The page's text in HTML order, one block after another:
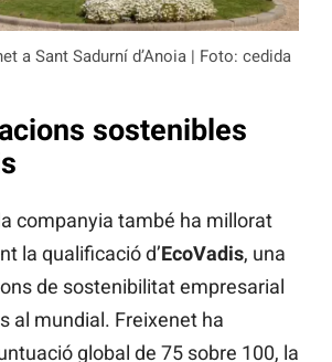
a Sant Sadurní d’Anoia | Foto: cedida
sostenibles
companyia també ha millorat
la qualificació d’EcoVadis, una
de sostenibilitat empresarial
al mundial. Freixenet ha
global de 75 sobre 100, la